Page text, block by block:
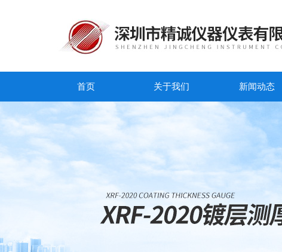
首页 关于我们 新闻动态